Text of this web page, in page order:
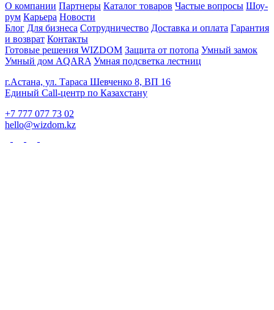
О компании Партнеры Каталог товаров Частые вопросы Шоу-
рум Карьера Новости
Блог Для бизнеса Сотрудничество Доставка и оплата Гарантия
и возврат Контакты
Готовые решения WIZDOM Защита от потопа Умный замок
Умный дом AQARA Умная подсветка лестниц
г.Астана, ул. Тараса Шевченко 8, ВП 16
Единый Call-центр по Казахстану
+7 777 077 73 02
hello@wizdom.kz